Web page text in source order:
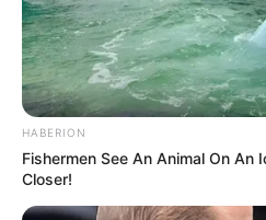
HABERION
Fishermen See An Animal On An
Closer!